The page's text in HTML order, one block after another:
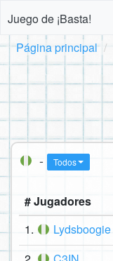
Juego de ¡Basta!
Página principal
- Todos
# Jugadores
1.
Lydsboogie